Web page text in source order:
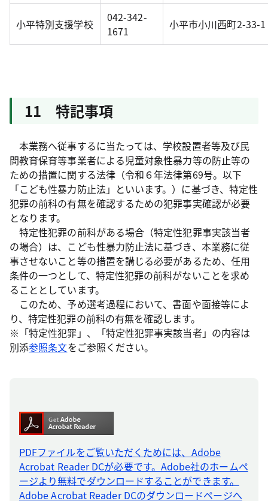
小平特別支援学校
042-342-
1671
小平市小川西町2-33-1
11 特記事項
本業務へ従事するに当たっては、学校設置者等及び民
間教育保育等事業者による児童対象性暴力等の防止等の
ための措置に関する法律（令和６年法律第69号。以下
「こども性暴力防止法」といいます。）に基づき、特定性
犯罪の前科の有無を確認するための犯罪事実確認が必要
となります。
特定性犯罪の前科がある場合（特定性犯罪事実該当者
の場合）は、こども性暴力防止法に基づき、本業務に従
事させないこと等の措置を講じる必要があるため、任用
条件の一つとして、特定性犯罪の前科がないことを求め
ることとしています。
このため、予め選考過程において、書面や面接等によ
り、特定性犯罪の前科の有無を確認します。
※「特定性犯罪」、「特定性犯罪事実該当者」の内容は
別添参照条文をご参照ください。
PDFファイルをご覧いただくためには、Adobe
Acrobat Reader DCが必要です。Adobe社のホームペ
ージより無料でダウンロードすることができます。
Adobe Acrobat Reader DCのダウンロードページへ